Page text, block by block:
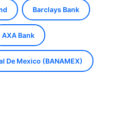
Barclays Bank
AXA Bank
De Mexico (BANAMEX)